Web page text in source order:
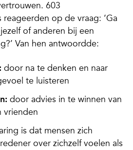
603
op de vraag: ‘Ga
of anderen bij een
Van hen antwoordde:
door na te denken en naar
te luisteren
door advies in te winnen van
vrienden
is dat mensen zich
over zichzelf voelen als